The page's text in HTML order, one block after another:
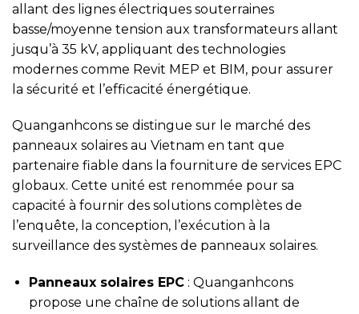
allant des lignes électriques souterraines
basse/moyenne tension aux transformateurs allant
jusqu’à 35 kV, appliquant des technologies
modernes comme Revit MEP et BIM, pour assurer
la sécurité et l’efficacité énergétique.
Quanganhcons se distingue sur le marché des
panneaux solaires au Vietnam en tant que
partenaire fiable dans la fourniture de services EPC
globaux. Cette unité est renommée pour sa
capacité à fournir des solutions complètes de
l’enquête, la conception, l’exécution à la
surveillance des systèmes de panneaux solaires.
Panneaux solaires EPC: Quanganhcons
propose une chaîne de solutions allant de